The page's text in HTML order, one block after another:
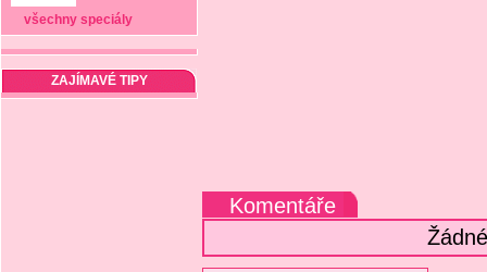
všechny speciály
ZAJÍMAVÉ TIPY
Komentáře